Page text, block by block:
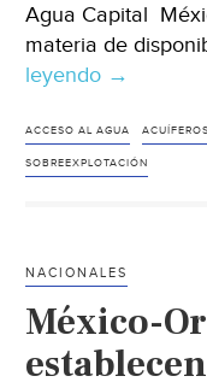
Agua Capital
materia de
leyendo El
del
agua
Sol
de
México
→
ACCESO AL AGUA ACUÍFEROS
SOBREEXPLOTACIÓN
NACIONALES
México-